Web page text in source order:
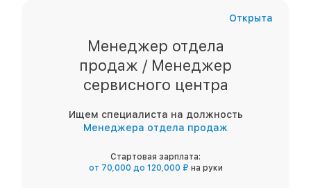
Открыта
Менеджер отдела
продаж / Менеджер
сервисного центра
Ищем специалиста на должность
Менеджера отдела продаж
Стартовая зарплата:
от 70,000 до 120,000 ₽ на руки